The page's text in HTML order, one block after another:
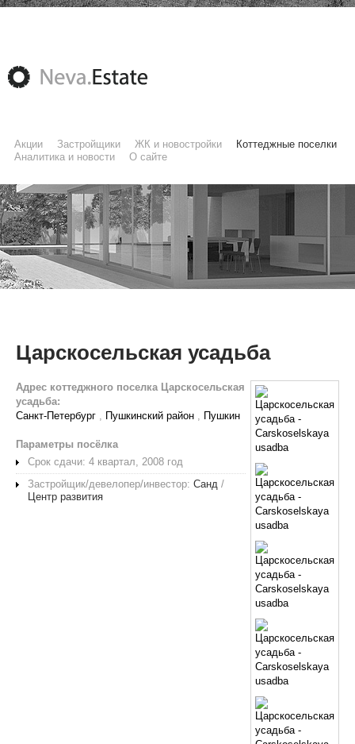
Акции Застройщики ЖК и новостройки
Коттеджные поселки
Аналитика и новости
О сайте
Царскосельская усадьба
Адрес коттеджного поселка Царскосельская
усадьба:
Санкт-Петербург , Пушкинский район , Пушкин
Параметры посёлка
Срок сдачи: 4 квартал, 2008 год
Застройщик/девелопер/инвестор: Санд /
Центр развития